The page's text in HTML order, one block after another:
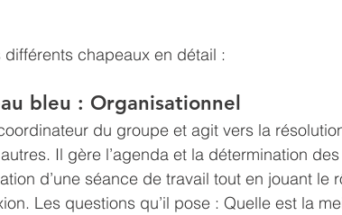
différents chapeaux en détail :
bleu : Organisationnel
du groupe et agit vers la
Il gère l’agenda et la détermination
d’une séance de travail tout en jouant
Les questions qu’il pose : Quelle est la